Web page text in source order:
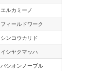
エルカミーノ
フィールドワーク
シンコウカリド
イシヤクマッハ
パシオンノーブル